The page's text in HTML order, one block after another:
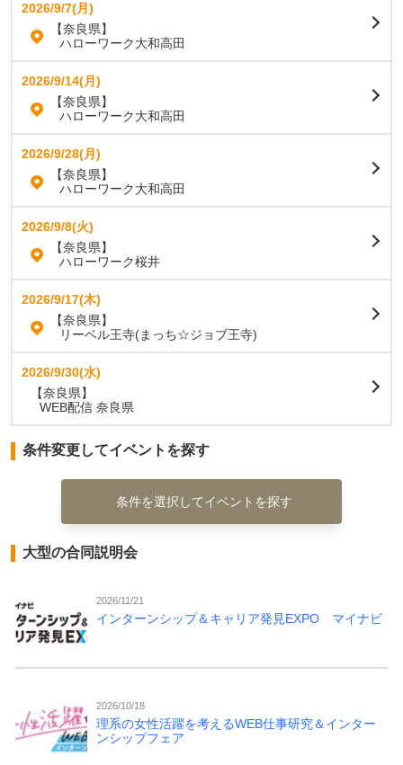
2026/9/7(月)
【奈良県】
ハローワーク大和高田
2026/9/14(月)
【奈良県】
ハローワーク大和高田
2026/9/28(月)
【奈良県】
ハローワーク大和高田
2026/9/8(火)
【奈良県】
ハローワーク桜井
2026/9/17(木)
【奈良県】
リーベル王寺(まっち☆ジョブ王寺)
2026/9/30(水)
【奈良県】
WEB配信 奈良県
条件変更してイベントを探す
条件を選択してイベントを探す
大型の合同説明会
2026/11/21
インターンシップ＆キャリア発見EXPO マイナビ
2026/10/18
理系の女性活躍を考えるWEB仕事研究＆インター
ンシップフェア